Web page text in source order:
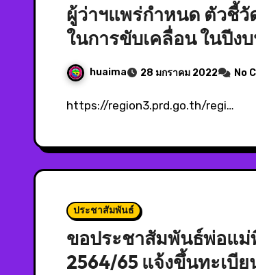
ผู้ว่าฯแพร่กำหนด ตัวชี้วั
ในการขับเคลื่อน ในปีง
huaima 28 มกราคม 2022 No
https://region3.prd.go.th/regi…
ประชาสัมพันธ์
ขอประชาสัมพันธ์พ่อแม่
2564/65 แจ้งขึ้นทะเบี